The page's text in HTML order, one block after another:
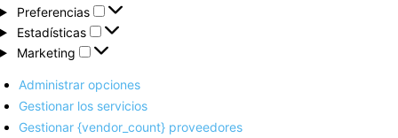
Preferencias
Preferencias
Estadísticas
Estadísticas
Marketing
Marketing
Administrar opciones
Gestionar los servicios
Gestionar {vendor_count} proveedores